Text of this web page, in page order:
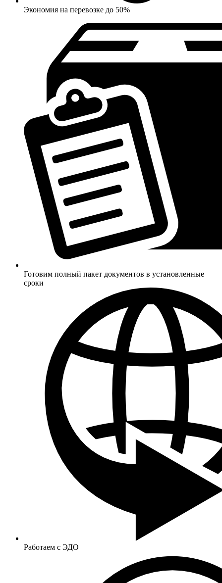
Экономия на перевозке до 50%
Готовим полный пакет документов в установленные
сроки
Работаем с ЭДО